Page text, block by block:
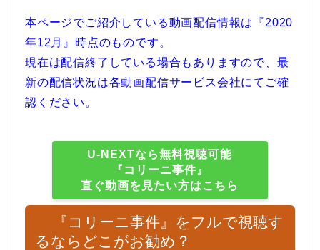
本ページでご紹介している動画配信情報は『2020
年12月』時点のものです。
現在は配信終了している場合もありますので、最
新の配信状況は各動画配信サービス会社にてご確
認ください。
U-NEXTなら無料視聴可能
『コリーニ事件』
直ぐ動画を見たい方はこちら
『コリーニ事件』をフルで視聴す
るならどこがお勧め？